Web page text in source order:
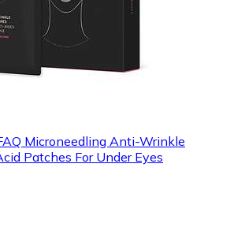
Microneedling Anti-Wrinkle
Patches For Under Eyes